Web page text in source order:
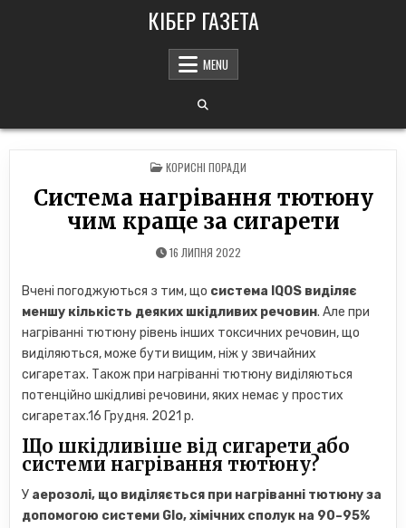
КІБЕР ГАЗЕТА
MENU
POSTED
IN
КОРИСНІ ПОРАДИ
Система нагрівання тютюну
чим краще за сигарети
16 ЛИПНЯ 2022
Вчені погоджуються з тим, що система IQOS виділяє
меншу кількість деяких шкідливих речовин. Але при
нагріванні тютюну рівень інших токсичних речовин, що
виділяються, може бути вищим, ніж у звичайних
сигаретах. Також при нагріванні тютюну виділяються
потенційно шкідливі речовини, яких немає у простих
сигаретах.16 Грудня. 2021 р.
Що шкідливіше від сигарети або
системи нагрівання тютюну?
У аерозолі, що виділяється при нагріванні тютюну за
допомогою системи Glo, хімічних сполук на 90–95%